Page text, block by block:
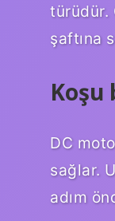
türüdür.
şaftına
Koşu
DC
sağlar.
adım